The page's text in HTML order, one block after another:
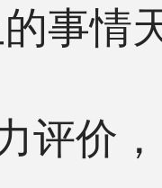
事情
价，